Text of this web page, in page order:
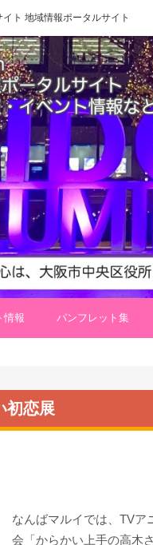
ト 地域情報ポータルサイト
情報 パンフレット集
初恋展
なんばマルイでは、TVア
会「からかい上手の高木